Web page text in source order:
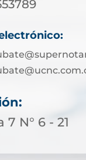
7 N° 6 - 21